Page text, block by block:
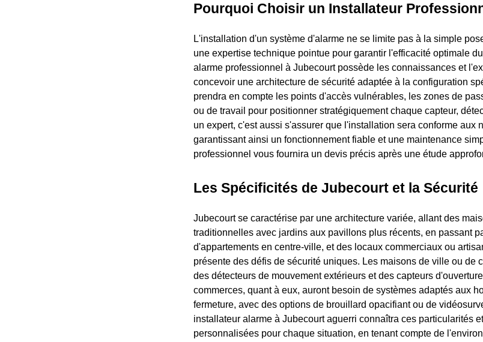
Pourquoi Choisir un Installateur
L'installation d'un système d'alarme ne se limite pas à la simple
une expertise technique pointue pour garantir l'efficacité optimale
alarme professionnel à Jubecourt possède les connaissances et
concevoir une architecture de sécurité adaptée à la configuration
prendra en compte les points d'accès vulnérables, les zones de
ou de travail pour positionner stratégiquement chaque capteur,
un expert, c'est aussi s'assurer que l'installation sera conforme aux
garantissant ainsi un fonctionnement fiable et une maintenance
professionnel vous fournira un devis précis après une étude
Les Spécificités de Jubecourt et la Sécurité
Jubecourt se caractérise par une architecture variée, allant des
traditionnelles avec jardins aux pavillons plus récents, en passant
d'appartements en centre-ville, et des locaux commerciaux ou
présente des défis de sécurité uniques. Les maisons de ville ou de
des détecteurs de mouvement extérieurs et des capteurs
commerces, quant à eux, auront besoin de systèmes adaptés aux
fermeture, avec des options de brouillard opacifiant ou de
installateur alarme à Jubecourt aguerri connaîtra ces particularités
personnalisées pour chaque situation, en tenant compte de